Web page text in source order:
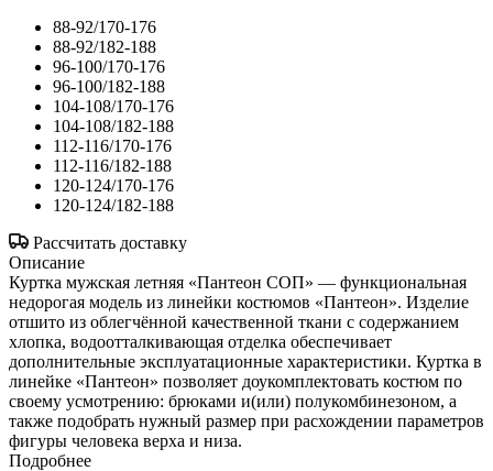
88-92/170-176
88-92/182-188
96-100/170-176
96-100/182-188
104-108/170-176
104-108/182-188
112-116/170-176
112-116/182-188
120-124/170-176
120-124/182-188
Рассчитать доставку
Описание
Куртка мужская летняя «Пантеон СОП» — функциональная
недорогая модель из линейки костюмов «Пантеон». Изделие
отшито из облегчённой качественной ткани с содержанием
хлопка, водоотталкивающая отделка обеспечивает
дополнительные эксплуатационные характеристики. Куртка в
линейке «Пантеон» позволяет доукомплектовать костюм по
своему усмотрению: брюками и(или) полукомбинезоном, а
также подобрать нужный размер при расхождении параметров
фигуры человека верха и низа.
Подробнее